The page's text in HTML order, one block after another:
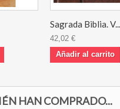
Sagrada Biblia. V...
42,02 €
Añadir al carrito
HAN COMPRADO...